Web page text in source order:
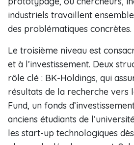
industriels travaillent
des problématiques concrètes.
Le troisième niveau est
et à l’investissement. Deux
rôle clé : BK-Holdings, qui
résultats de la recherche vers
Fund, un fonds
anciens étudiants de
les start-up technologiques